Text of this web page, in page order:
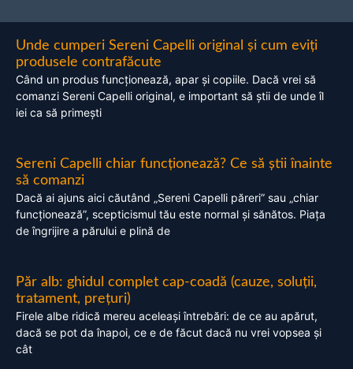
Unde cumperi Sereni Capelli original și cum eviți
produsele contrafăcute
Când un produs funcționează, apar și copiile. Dacă vrei să
comanzi Sereni Capelli original, e important să știi de unde îl
iei ca să primești
Sereni Capelli chiar funcționează? Ce să știi înainte
să comanzi
Dacă ai ajuns aici căutând „Sereni Capelli păreri” sau „chiar
funcționează”, scepticismul tău este normal și sănătos. Piața
de îngrijire a părului e plină de
Păr alb: ghidul complet cap-coadă (cauze, soluții,
tratament, prețuri)
Firele albe ridică mereu aceleași întrebări: de ce au apărut,
dacă se pot da înapoi, ce e de făcut dacă nu vrei vopsea și
cât